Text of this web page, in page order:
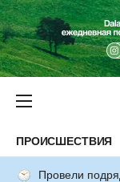
ПРОИСШЕСТВИЯ
Провели